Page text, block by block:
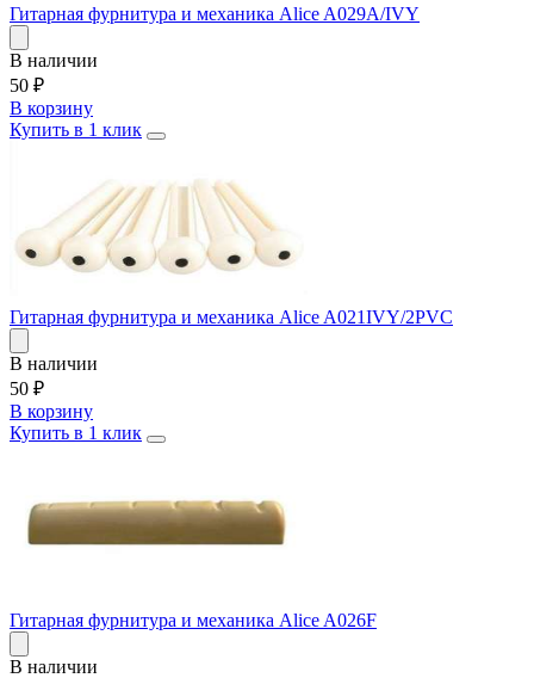
Гитарная фурнитура и механика Alice A029A/IVY
В наличии
50 ₽
В корзину
Купить в 1 клик
Гитарная фурнитура и механика Alice A021IVY/2PVC
В наличии
50 ₽
В корзину
Купить в 1 клик
Гитарная фурнитура и механика Alice A026F
В наличии